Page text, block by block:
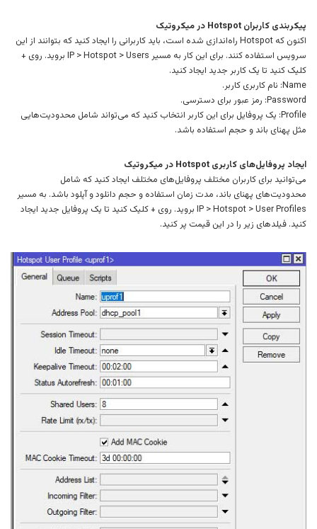
پیکربندی کاربران Hotspot در میکروتیک
اکنون که Hotspot راه‌اندازی شده است، باید کاربرانی را ایجاد کنید که بتوانند از این
سرویس استفاده کنند. برای این کار به مسیر IP > Hotspot > Users بروید. روی +
کلیک کنید تا یک کاربر جدید ایجاد کنید.
Name: نام کاربری کاربر.
Password: رمز عبور برای دسترسی.
Profile: یک پروفایل برای این کاربر انتخاب کنید که می‌تواند شامل محدودیت‌هایی
مثل پهنای باند و حجم استفاده باشد.
ایجاد پروفایل‌های کاربری Hotspot در میکروتیک
می‌توانید برای کاربران مختلف پروفایل‌های مختلف ایجاد کنید که شامل
محدودیت‌های پهنای باند، مدت زمان استفاده و حجم دانلود و آپلود باشد. به مسیر
IP > Hotspot > User Profiles بروید. روی + کلیک کنید تا یک پروفایل جدید ایجاد
کنید. فیلدهای زیر را در این قیمت پر کنید.